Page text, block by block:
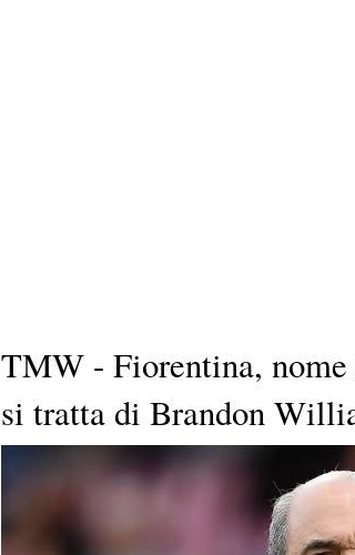
TMW - Fiorentina,
si tratta di Brandon